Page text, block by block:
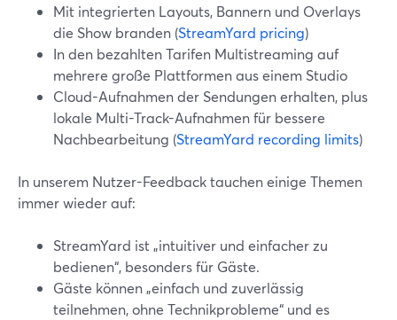
Mit integrierten Layouts, Bannern und Overlays
die Show branden (StreamYard pricing)
In den bezahlten Tarifen Multistreaming auf
mehrere große Plattformen aus einem Studio
Cloud-Aufnahmen der Sendungen erhalten, plus
lokale Multi-Track-Aufnahmen für bessere
Nachbearbeitung (StreamYard recording limits)
In unserem Nutzer-Feedback tauchen einige Themen
immer wieder auf:
StreamYard ist „intuitiver und einfacher zu
bedienen“, besonders für Gäste.
Gäste können „einfach und zuverlässig
teilnehmen, ohne Technikprobleme“ und es